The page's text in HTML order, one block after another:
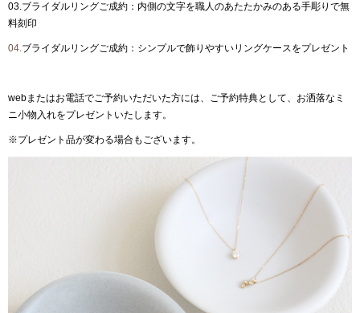
03.ブライダルリングご成約： 内側の文字を職人のあたたかみのある手彫りで無
料刻印
04.ブライダルリングご成約：シンプルで飾りやすいリングケースをプレゼント
webまたはお電話でご予約いただいた方には、ご予約特典として、お洒落なミ
ニ小物入れをプレゼントいたします。
※プレゼント品が変わる場合もございます。